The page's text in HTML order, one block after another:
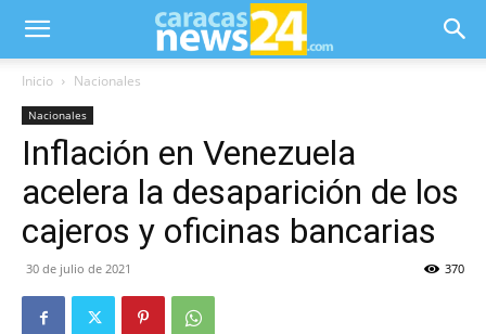
Inicio Nacionales
Nacionales
Inflación en Venezuela
acelera la desaparición de los
cajeros y oficinas bancarias
30 de julio de 2021 370